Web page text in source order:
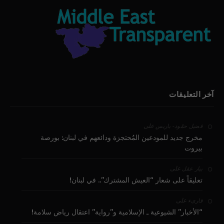
آخر التعليقات
فضيل حمّود - باريس على
مخرج جديد للمودعين المُحتجزة ودائعهم في لبنان: بورصة
بيروت
بيار عقل على
تعليقاً على شعار “العيش المشترك”.. في لبنان!
قارىء على
“الأخبار” الشيوعية ـ الإسلامية و”رواية” اعتقال رياض سلامة!